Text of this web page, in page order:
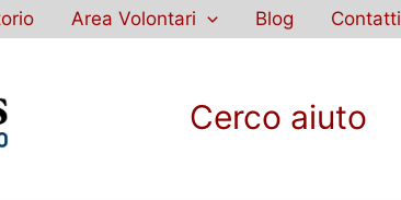
Area Volontari Blog Contatti
Cerco aiuto